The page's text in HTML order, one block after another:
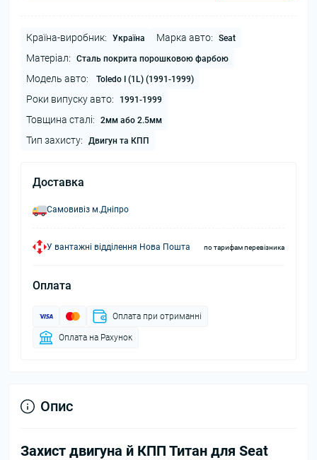
Країна-виробник: Україна Марка авто: Seat
Матеріал: Сталь покрита порошковою фарбою
Модель авто: Toledo I (1L) (1991-1999)
Роки випуску авто: 1991-1999
Товщина сталі: 2мм або 2.5мм
Тип захисту: Двигун та КПП
Доставка
Самовивіз м.Дніпро
У вантажні відділення Нова Пошта по тарифам перевізника
Оплата
Оплата при отриманні
Оплата на Рахунок
Опис
Захист двигуна й КПП Титан для Seat